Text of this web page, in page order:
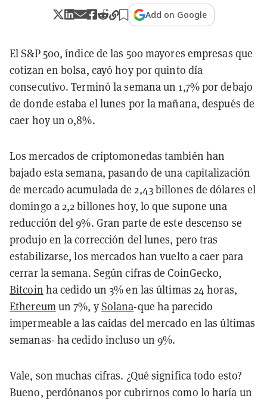
Add on Google
El S&P 500, índice de las 500 mayores empresas que
cotizan en bolsa, cayó hoy por quinto día
consecutivo. Terminó la semana un 1,7% por debajo
de donde estaba el lunes por la mañana, después de
caer hoy un 0,8%.
Los mercados de criptomonedas también han
bajado esta semana, pasando de una capitalización
de mercado acumulada de 2,43 billones de dólares el
domingo a 2,2 billones hoy, lo que supone una
reducción del 9%. Gran parte de este descenso se
produjo en la corrección del lunes, pero tras
estabilizarse, los mercados han vuelto a caer para
cerrar la semana. Según cifras de CoinGecko,
Bitcoin ha cedido un 3% en las últimas 24 horas,
Ethereumun 7%, ySolana-que ha parecido
impermeable a las caídas del mercado en las últimas
semanas- ha cedido incluso un 9%.
Vale, son muchas cifras. ¿Qué significa todo esto?
Bueno, perdónanos por cubrirnos como lo haría un